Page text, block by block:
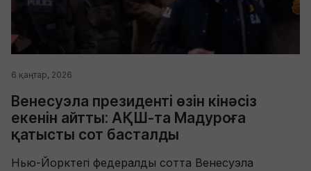
6 қаңтар, 2026
Венесуэла президенті өзін кінәсіз
екенін айтты: АҚШ-та Мадуроға
қатысты сот басталды
Нью-Йорктегі федералды сотта Венесуэла